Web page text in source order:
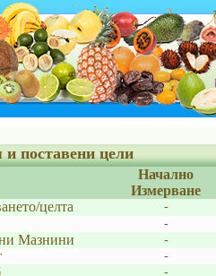
поставени цели
Начално
Измерване
целта
-
-
Мазнини -
-
-